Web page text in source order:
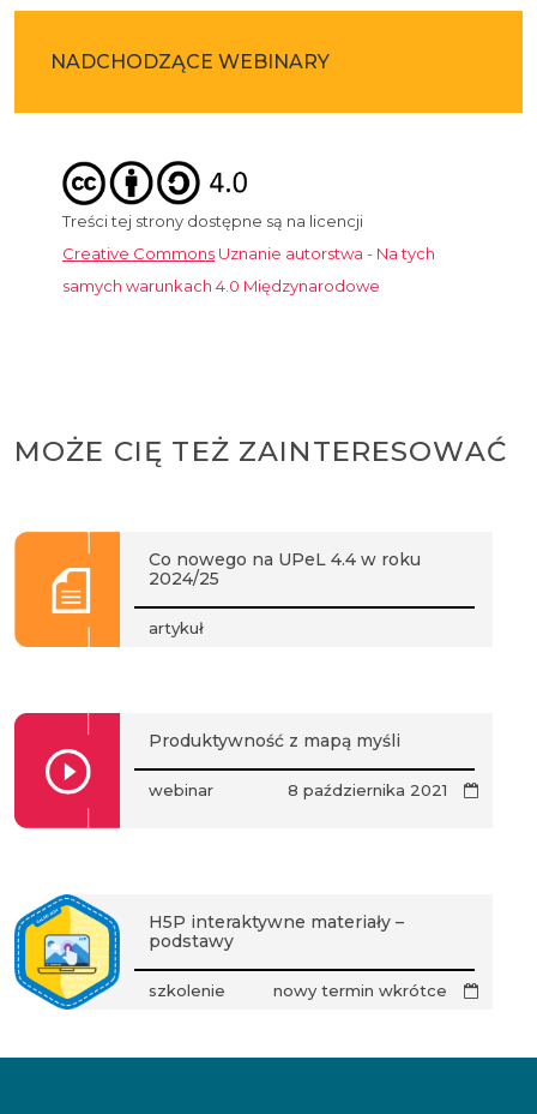
NADCHODZĄCE WEBINARY
Treści tej strony dostępne są na licencji
Creative Commons Uznanie autorstwa - Na tych
samych warunkach 4.0 Międzynarodowe
MOŻE CIĘ TEŻ ZAINTERESOWAĆ
Co nowego na UPeL 4.4 w roku
2024/25
artykuł
Produktywność z mapą myśli
webinar 8 października 2021
H5P interaktywne materiały –
podstawy
szkolenie nowy termin wkrótce